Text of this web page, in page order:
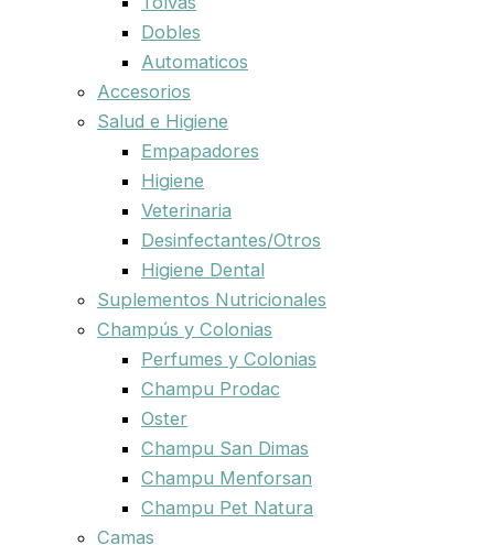
Dobles
Automaticos
Accesorios
Salud e Higiene
Empapadores
Higiene
Veterinaria
Desinfectantes/Otros
Higiene Dental
Suplementos Nutricionales
Champús y Colonias
Perfumes y Colonias
Champu Prodac
Oster
Champu San Dimas
Champu Menforsan
Champu Pet Natura
Camas